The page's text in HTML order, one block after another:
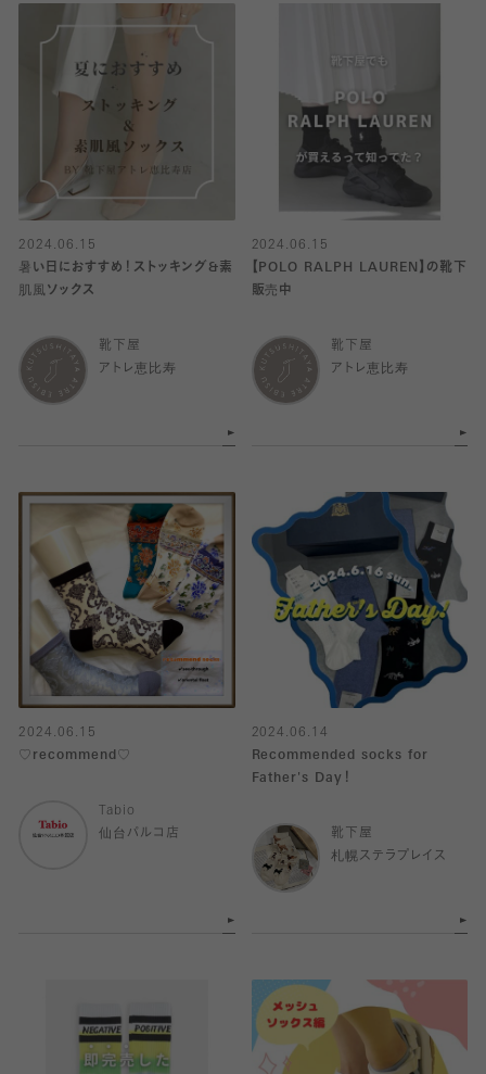
2024.06.15
暑い日におすすめ！ストッキング&素
肌風ソックス
靴下屋
アトレ恵比寿
2024.06.15
【POLO RALPH LAUREN】の靴下
販売中
靴下屋
アトレ恵比寿
2024.06.15
♡recommend♡
Tabio
仙台パルコ店
2024.06.14
Recommended socks for
Father's Day！
靴下屋
札幌ステラプレイス